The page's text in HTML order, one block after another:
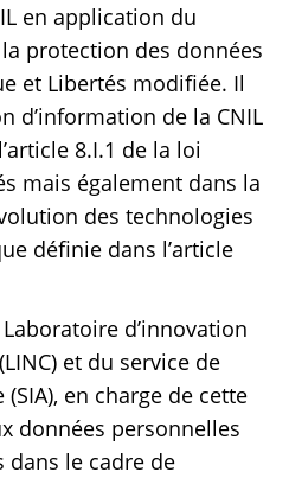
en application du
protection des données
et Libertés modifiée. Il
d’information de la CNIL
8.I.1 de la loi
mais également dans la
des technologies
définie dans l’article
d’innovation
et du service de
en charge de cette
données personnelles
dans le cadre de